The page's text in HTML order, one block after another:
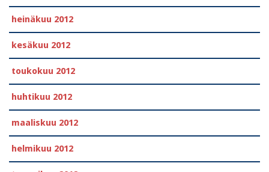
heinäkuu 2012
kesäkuu 2012
toukokuu 2012
huhtikuu 2012
maaliskuu 2012
helmikuu 2012